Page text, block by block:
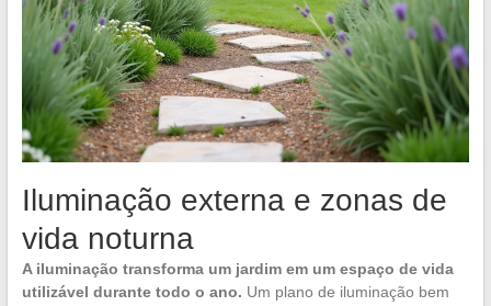
Iluminação externa e zonas de
vida noturna
A iluminação transforma um jardim em um espaço de vida
utilizável durante todo o ano. Um plano de iluminação bem